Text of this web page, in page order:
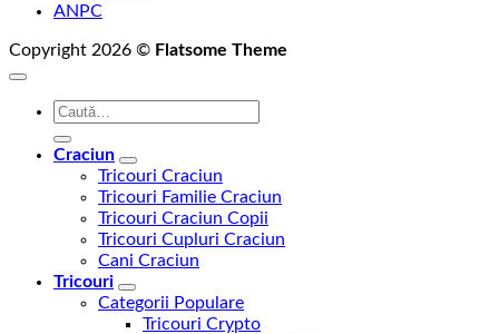
ANPC
Copyright 2026 © Flatsome Theme
Caută
Craciun
Tricouri Craciun
Tricouri Familie Craciun
Tricouri Craciun Copii
Tricouri Cupluri Craciun
Cani Craciun
Tricouri
Categorii Populare
Tricouri Crypto